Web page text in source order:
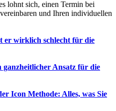
lohnt sich, einen Termin bei
und Ihren individuellen
er wirklich schlecht für die
Ansatz für die
Icon Methode: Alles, was Sie